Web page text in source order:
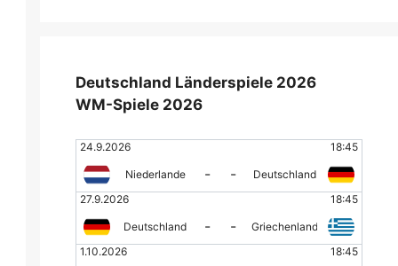
Deutschland Länderspiele 2026
WM-Spiele 2026
24.9.2026 18:45
Niederlande - -
Deutschland
27.9.2026
18:45
Deutschland - -
Griechenland
1.10.2026
18:45